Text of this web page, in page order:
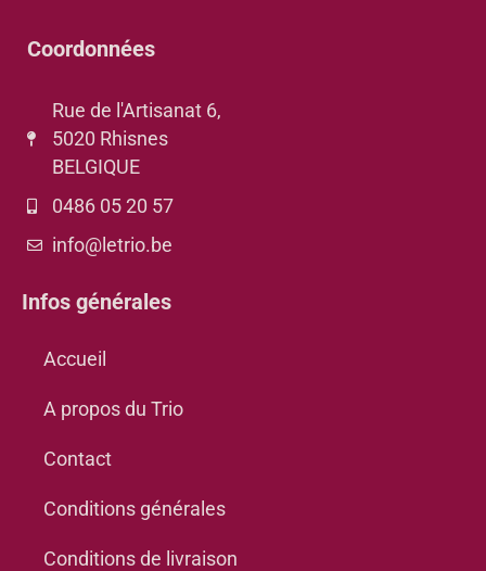
Coordonnées
Rue de l'Artisanat 6,
5020 Rhisnes
BELGIQUE
0486 05 20 57
info@letrio.be
Infos générales
Accueil
A propos du Trio
Contact
Conditions générales
Conditions de livraison